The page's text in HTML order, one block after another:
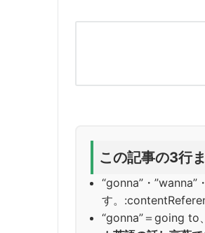
この記事の3行
“gonna”・”wanna”
す。
“gonna”＝going to